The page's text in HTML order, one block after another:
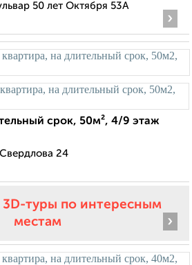
50 лет Октября 53А
›
срок, 50м², 4/9 этаж
24
3D-туры по интересным
местам
›